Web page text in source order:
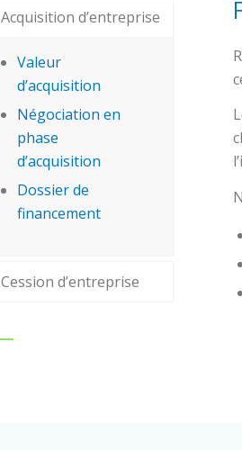
Acquisition d’entreprise
Valeur
d’acquisition
Négociation en
phase
d’acquisition
Dossier de
financement
Cession d’entreprise